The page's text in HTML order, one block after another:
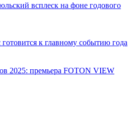
всплеск на фоне годового
к главному событию года
2025: премьера FOTON VIEW